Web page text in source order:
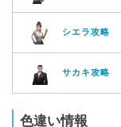
シエラ攻略
サカキ攻略
色違い情報